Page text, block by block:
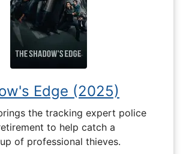
Edge (2025)
the tracking expert police
to help catch a
of professional thieves.